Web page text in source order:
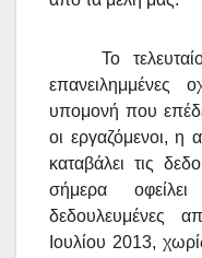
Το
επανειλημμένες
υπομονή που
οι εργαζόμενοι, η
καταβάλει τις
σήμερα
δεδουλευμένες
Ιουλίου 2013,